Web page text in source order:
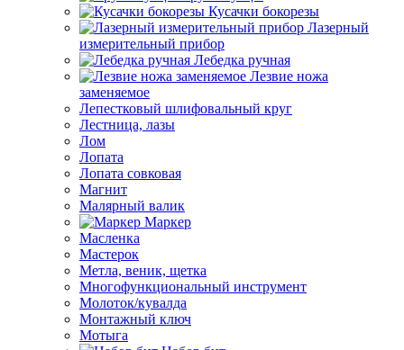
Кусачки бокорезы
Лазерный
измерительный прибор
Лебедка ручная
Лезвие ножа
заменяемое
Лепестковый шлифовальный круг
Лестница, лазы
Лом
Лопата
Лопата совковая
Магнит
Малярный валик
Маркер
Масленка
Мастерок
Метла, веник, щетка
Многофункциональный инструмент
Молоток/кувалда
Монтажный ключ
Мотыга